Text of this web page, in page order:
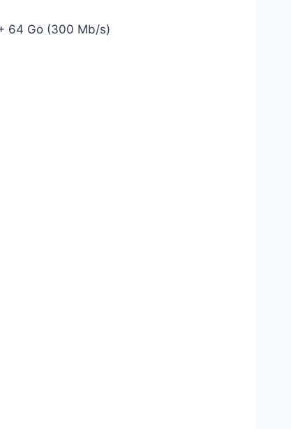
64 Go (300 Mb/s)